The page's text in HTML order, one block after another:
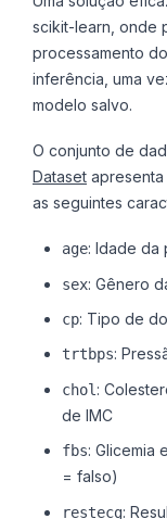
scikit-learn, onde
processamento
inferência, uma
modelo salvo.
O conjunto de
Dataset
as seguintes
age: Idade da
sex: Gênero
cp: Tipo de
trtbps:
chol :
de IMC
fbs: Glicemia
= falso)
restecg: